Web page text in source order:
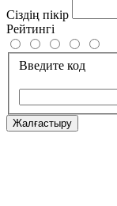
Сіздің пікір
Рейтингі
Введите код
Жалғастыру